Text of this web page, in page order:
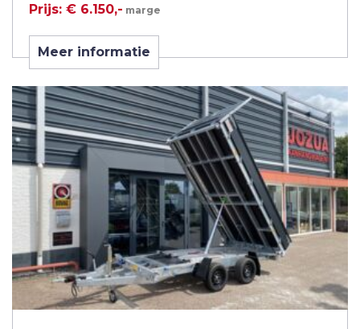
Prijs: € 6.150,- marge
Meer informatie